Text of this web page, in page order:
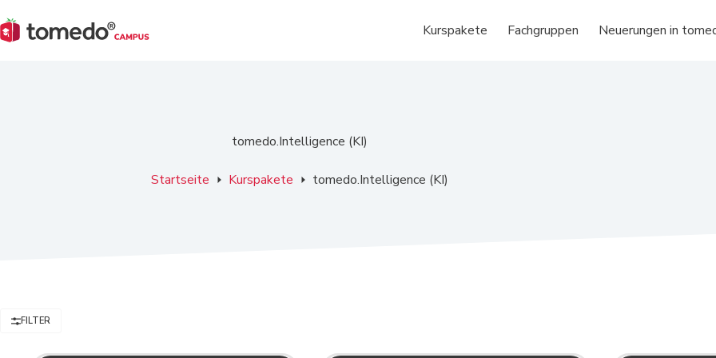
Inhalt
springen
Kurspakete Fachgruppen Neuerungen in
tomedo.Intelligence (KI)
Startseite Kurspakete tomedo.Intelligence (KI)
FILTER